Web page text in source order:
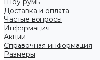
Шоу-румы
Доставка и оплата
Частые вопросы
Информация
Акции
Справочная информация
Размеры